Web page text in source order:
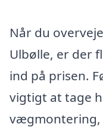
Når du
Ulbølle, er der
ind på prisen.
vigtigt at tage
vægmontering,